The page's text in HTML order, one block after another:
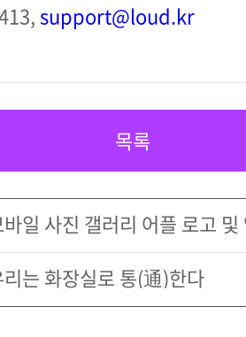
support@loud.kr
목록
는 화장실로 통(通)한다